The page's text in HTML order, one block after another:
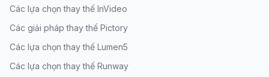
Các lựa chọn thay thế InVideo
Các giải pháp thay thế Pictory
Các lựa chọn thay thế Lumen5
Các lựa chọn thay thế Runway